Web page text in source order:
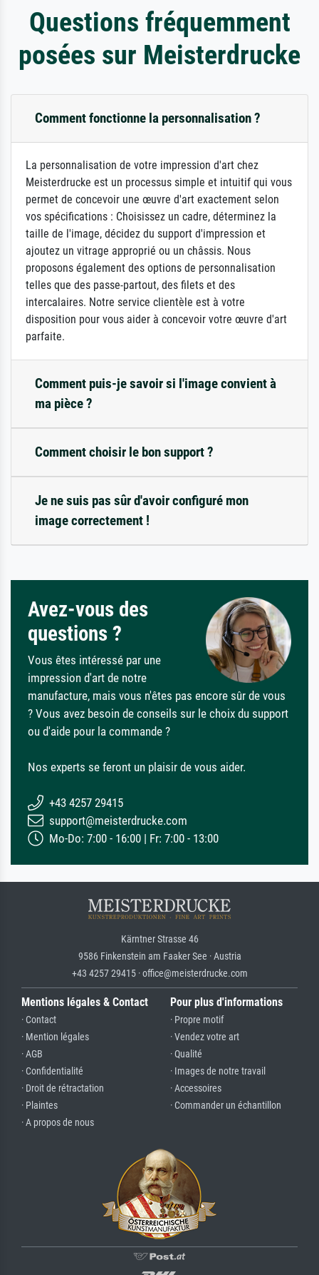
Questions fréquemment
posées sur Meisterdrucke
Comment fonctionne la personnalisation ?
La personnalisation de votre impression d'art chez
Meisterdrucke est un processus simple et intuitif qui vous
permet de concevoir une œuvre d'art exactement selon
vos spécifications : Choisissez un cadre, déterminez la
taille de l'image, décidez du support d'impression et
ajoutez un vitrage approprié ou un châssis. Nous
proposons également des options de personnalisation
telles que des passe-partout, des filets et des
intercalaires. Notre service clientèle est à votre
disposition pour vous aider à concevoir votre œuvre d'art
parfaite.
Comment puis-je savoir si l'image convient à
ma pièce ?
Comment choisir le bon support ?
Je ne suis pas sûr d'avoir configuré mon
image correctement !
Avez-vous des
questions ?
Vous êtes intéressé par une
impression d'art de notre
manufacture, mais vous n'êtes pas encore sûr de vous
? Vous avez besoin de conseils sur le choix du support
ou d'aide pour la commande ?
Nos experts se feront un plaisir de vous aider.
+43 4257 29415
support@meisterdrucke.com
Mo-Do: 7:00 - 16:00 | Fr: 7:00 - 13:00
Kärntner Strasse 46
9586 Finkenstein am Faaker See · Austria
+43 4257 29415 · office@meisterdrucke.com
Mentions légales & Contact
· Contact
· Mention légales
· AGB
· Confidentialité
· Droit de rétractation
· Plaintes
· A propos de nous
Pour plus d'informations
· Propre motif
· Vendez votre art
· Qualité
· Images de notre travail
· Accessoires
· Commander un échantillon